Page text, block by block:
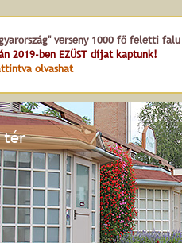
verseny 1000 fő feletti
2019-ben EZÜST díjat kaptunk!
olvashat
tér